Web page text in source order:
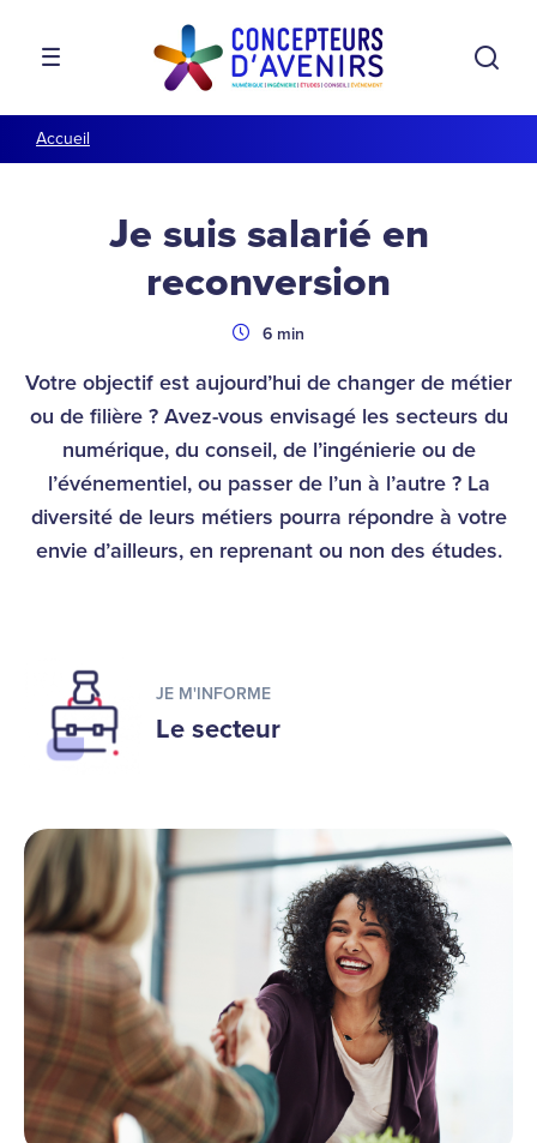
Aller au contenu
Aller à la navigation
MENU
Accueil
Je suis salarié en
reconversion
Durée
6 min
Votre objectif est aujourd’hui de changer de métier
ou de filière ? Avez-vous envisagé les secteurs du
numérique, du conseil, de l’ingénierie ou de
l’événementiel, ou passer de l’un à l’autre ? La
diversité de leurs métiers pourra répondre à votre
envie d’ailleurs, en reprenant ou non des études.
JE M'INFORME
Le secteur